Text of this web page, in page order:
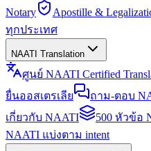
Notary
Apostille &
ทุกประเทศ
NAATI Translation
ศูนย์ NAATI Certified
ยื่นออสเตรเลีย
ถาม-ตอบ
เกี่ยวกับ NAATI
500 หัวข้อ
NAATI แบ่งตาม intent